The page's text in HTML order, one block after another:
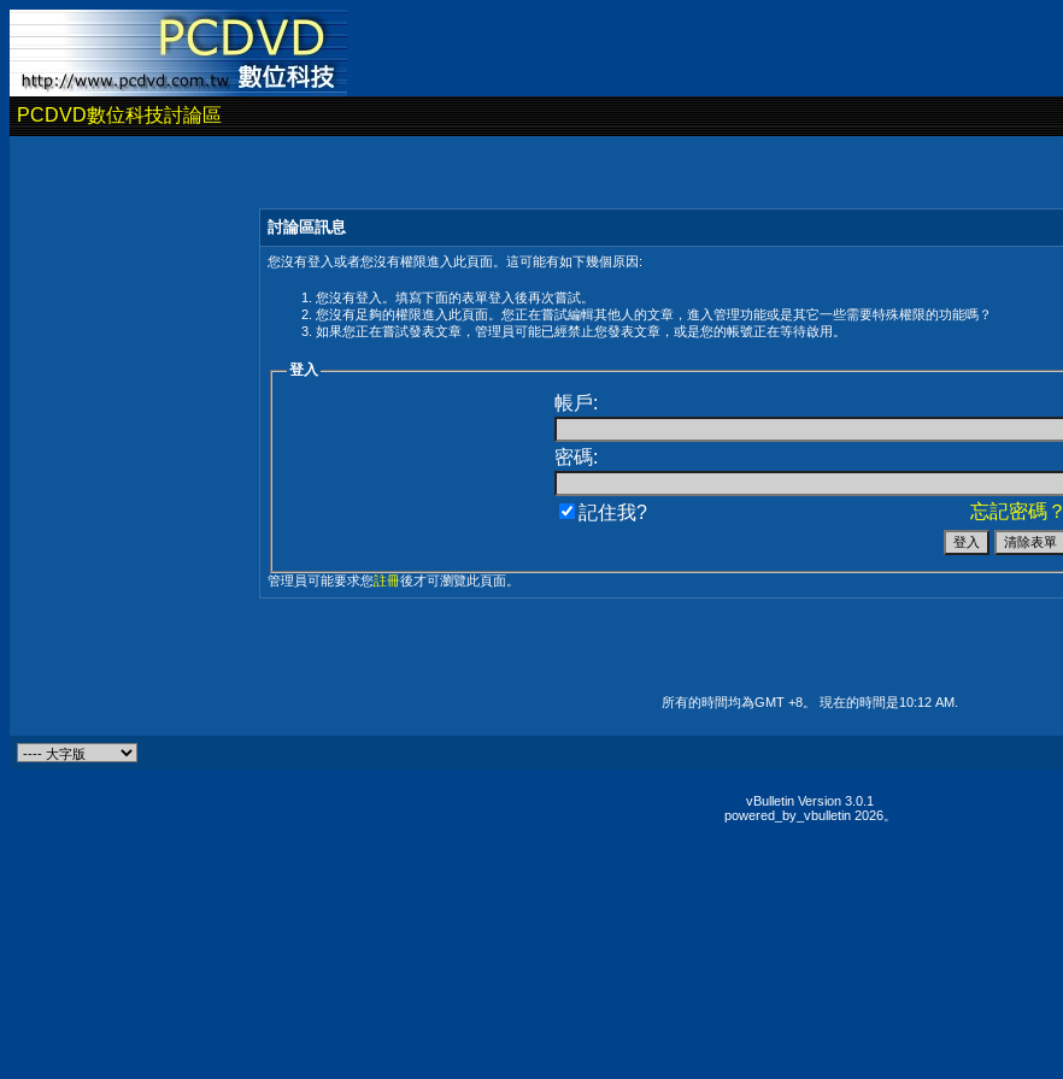
PCDVD數位科技討論區
討論區訊息
您沒有登入或者您沒有權限進入此頁面。這可能有如下幾個原因:
您沒有登入。填寫下面的表單登入後再次嘗試。
您沒有足夠的權限進入此頁面。您正在嘗試編輯其他人的文章，進入管理功能或是其它一些需要特殊權限的功能嗎？
如果您正在嘗試發表文章，管理員可能已經禁止您發表文章，或是您的帳號正在等待啟用。
登入
帳戶:
密碼:
忘記密碼？
記住我?
管理員可能要求您註冊後才可瀏覽此頁面。
所有的時間均為GMT +8。 現在的時間是10:12 AM
vBulletin Version 3.0.1
powered_by_vbulletin 2026。